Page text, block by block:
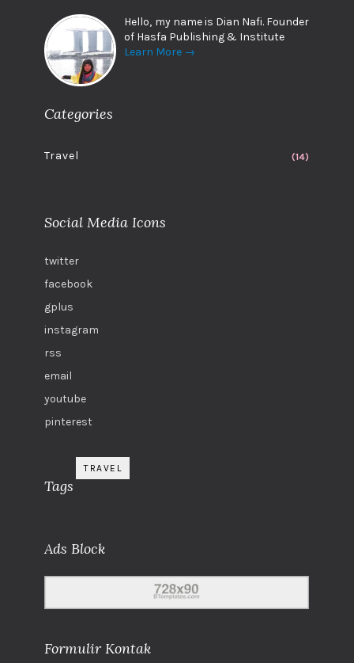
Hello, my name is Dian Nafi. Founder
of Hasfa Publishing & Institute
Learn More →
Categories
Travel (14)
Social Media Icons
twitter
facebook
gplus
instagram
rss
email
youtube
pinterest
Tags
TRAVEL
Ads Block
Formulir Kontak